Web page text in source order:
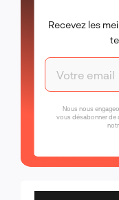
Recevez les
Nous nous
vous désabonner de